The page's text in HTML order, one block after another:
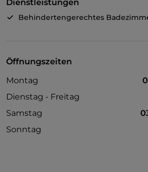
Dienstleistungen
Behindertengerechtes
Öffnungszeiten
Montag
Dienstag - Freitag
Samstag
Sonntag